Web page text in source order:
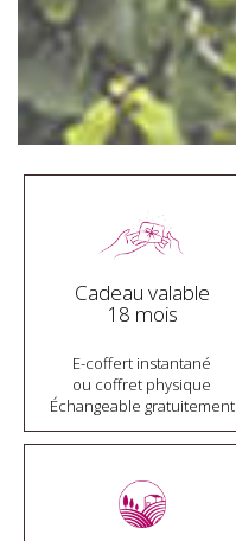
Cadeau valable
18 mois
E-coffert instantané
ou coffret physique
Échangeable gratuitement